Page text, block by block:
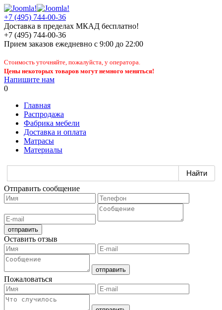
+7 (495) 744-00-36
Доставка в пределах МКАД бесплатно!
+7 (495) 744-00-36
Прием заказов ежедневно с 9:00 до 22:00
Стоимость уточняйте, пожалуйста, у оператора.
Цены некоторых товаров могут немного меняться!
Напишите нам
0
Главная
Распродажа
Фабрика мебели
Доставка и оплата
Матрасы
Материалы
Отправить сообщение
Оставить отзыв
Пожаловаться